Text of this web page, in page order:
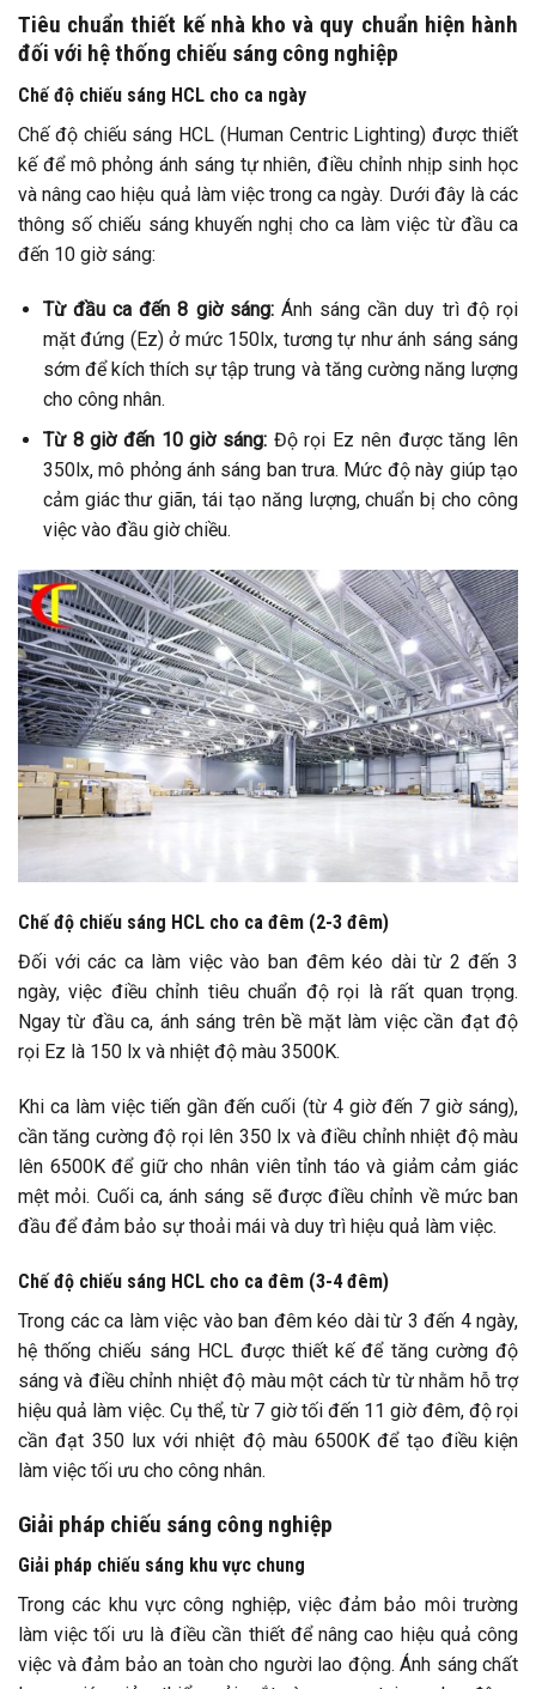
Tiêu chuẩn thiết kế nhà kho và quy chuẩn hiện hành
đối với hệ thống chiếu sáng công nghiệp
Chế độ chiếu sáng HCL cho ca ngày
Chế độ chiếu sáng HCL (Human Centric Lighting) được thiết
kế để mô phỏng ánh sáng tự nhiên, điều chỉnh nhịp sinh học
và nâng cao hiệu quả làm việc trong ca ngày. Dưới đây là các
thông số chiếu sáng khuyến nghị cho ca làm việc từ đầu ca
đến 10 giờ sáng:
Từ đầu ca đến 8 giờ sáng: Ánh sáng cần duy trì độ rọi
mặt đứng (Ez) ở mức 150lx, tương tự như ánh sáng sáng
sớm để kích thích sự tập trung và tăng cường năng lượng
cho công nhân.
Từ 8 giờ đến 10 giờ sáng: Độ rọi Ez nên được tăng lên
350lx, mô phỏng ánh sáng ban trưa. Mức độ này giúp tạo
cảm giác thư giãn, tái tạo năng lượng, chuẩn bị cho công
việc vào đầu giờ chiều.
Chế độ chiếu sáng HCL cho ca đêm (2-3 đêm)
Đối với các ca làm việc vào ban đêm kéo dài từ 2 đến 3
ngày, việc điều chỉnh tiêu chuẩn độ rọi là rất quan trọng.
Ngay từ đầu ca, ánh sáng trên bề mặt làm việc cần đạt độ
rọi Ez là 150 lx và nhiệt độ màu 3500K.
Khi ca làm việc tiến gần đến cuối (từ 4 giờ đến 7 giờ sáng),
cần tăng cường độ rọi lên 350 lx và điều chỉnh nhiệt độ màu
lên 6500K để giữ cho nhân viên tỉnh táo và giảm cảm giác
mệt mỏi. Cuối ca, ánh sáng sẽ được điều chỉnh về mức ban
đầu để đảm bảo sự thoải mái và duy trì hiệu quả làm việc.
Chế độ chiếu sáng HCL cho ca đêm (3-4 đêm)
Trong các ca làm việc vào ban đêm kéo dài từ 3 đến 4 ngày,
hệ thống chiếu sáng HCL được thiết kế để tăng cường độ
sáng và điều chỉnh nhiệt độ màu một cách từ từ nhằm hỗ trợ
hiệu quả làm việc. Cụ thể, từ 7 giờ tối đến 11 giờ đêm, độ rọi
cần đạt 350 lux với nhiệt độ màu 6500K để tạo điều kiện
làm việc tối ưu cho công nhân.
Giải pháp chiếu sáng công nghiệp
Giải pháp chiếu sáng khu vực chung
Trong các khu vực công nghiệp, việc đảm bảo môi trường
làm việc tối ưu là điều cần thiết để nâng cao hiệu quả công
việc và đảm bảo an toàn cho người lao động. Ánh sáng chất